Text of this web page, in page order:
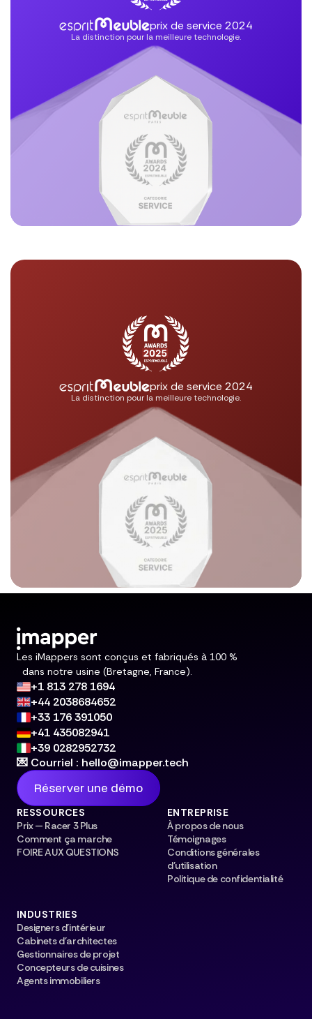
prix de service 2024
La distinction pour la meilleure technologie.
prix de service 2024
La distinction pour la meilleure technologie.
Les iMappers sont conçus et fabriqués à 100 %
dans notre usine (Bretagne, France).
+1 813 278 1694
+44 2038684652
+33 176 391050
+41 435082941
+39 0282952732
💌 Courriel : hello@imapper.tech
Réserver une démo
RESSOURCES
Prix — Racer 3 Plus
Comment ça marche
FOIRE AUX QUESTIONS
ENTREPRISE
À propos de nous
Témoignages
Conditions générales
d'utilisation
Politique de confidentialité
INDUSTRIES
Designers d'intérieur
Cabinets d'architectes
Gestionnaires de projet
Concepteurs de cuisines
Agents immobiliers